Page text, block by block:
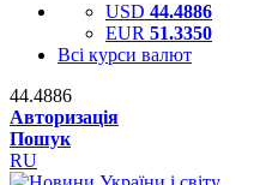
USD 44.4886
EUR 51.3350
Всі курси валют
44.4886
Авторизація
Пошук
RU